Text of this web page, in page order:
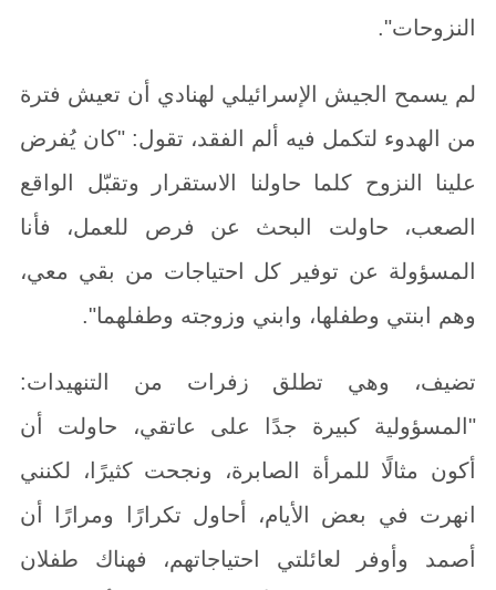
النزوحات".
لم يسمح الجيش الإسرائيلي لهنادي أن تعيش فترة
من الهدوء لتكمل فيه ألم الفقد، تقول: "كان يُفرض
علينا النزوح كلما حاولنا الاستقرار وتقبّل الواقع
الصعب، حاولت البحث عن فرص للعمل، فأنا
المسؤولة عن توفير كل احتياجات من بقي معي،
وهم ابنتي وطفلها، وابني وزوجته وطفلهما".
تضيف، وهي تطلق زفرات من التنهيدات:
"المسؤولية كبيرة جدًا على عاتقي، حاولت أن
أكون مثالًا للمرأة الصابرة، ونجحت كثيرًا، لكنني
انهرت في بعض الأيام، أحاول تكرارًا ومرارًا أن
أصمد وأوفر لعائلتي احتياجاتهم، فهناك طفلان